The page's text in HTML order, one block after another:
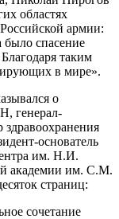
областях
армии:
было спасение
таким
в мире».
о
генерал-
основатель
им. Н.И.
академии им. С.М.
страниц:
сочетание